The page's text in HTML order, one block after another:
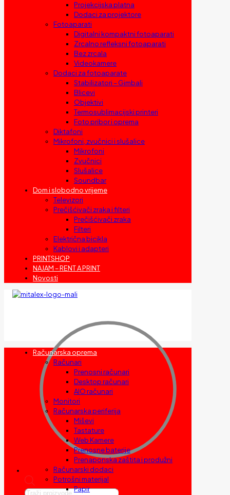
Projekcijska platna
Dodaci za projektore
Fotoaparati
Digitalni kompaktni fotoaparati
Zrcalno refleksni fotoaparati
Bez zrcala
Videokamere
Dodaci za fotoaparate
Stabilizatori – Gimbali
Blicevi
Objektivi
Termosublimacijski printeri
Foto pribor i oprema
Diktafoni
Mikrofoni, zvučnici i slušalice
Mikrofoni
Zvučnici
Slušalice
Soundbar
Dom i slobodno vrijeme
Televizori
Prečišćivači zraka i filteri
Prečišćivači zraka
Filteri
Električna bicikla
Kablovi i adapteri
PRINTSHOP
NAJAM – RENT A PRINT
Novosti
Products
Računarska oprema
Računari
Prenosni računari
Desktop računari
AIO računari
Monitori
Računarska periferija
Miševi
Tastature
Web Kamere
Prenosne baterije
Prenaponska zaštita i produžni
Računarski dodaci
Potrošni materijal
Papir